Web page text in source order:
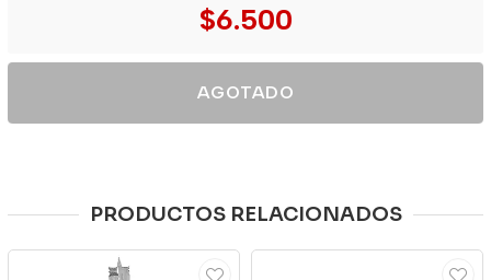
$6.500
AGOTADO
PRODUCTOS RELACIONADOS